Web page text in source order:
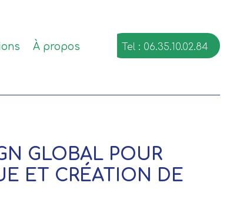
À propos Tel : 06.35.10.02.84
GLOBAL POUR
ET CRÉATION DE